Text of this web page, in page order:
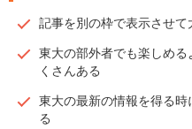
記事を別の枠で表示させ
東大の部外者でも楽しめ
くさんある
東大の最新の情報を得る
る